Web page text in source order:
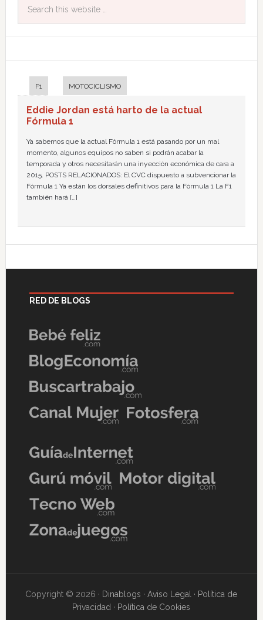
F1 MOTOCICLISMO
Eddie Jordan está harto de la actual
Fórmula 1
Ya sabemos que la actual Fórmula 1 está pasando por un mal
momento, algunos equipos no saben si podrán acabar la
temporada y otros necesitarán una inyección económica de cara a
2015. POSTS RELACIONADOS: El CVC dispuesto a subvencionar la
Fórmula 1 Ya están los dorsales definitivos para la Fórmula 1 La F1
también hará […]
RED DE BLOGS
Copyright © 2026 · Dinablogs ·Aviso Legal · Política de
Privacidad · Política de Cookies